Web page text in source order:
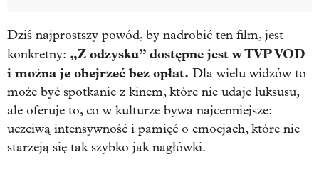
Dziś najprostszy powód, by nadrobić ten film, jest
konkretny: „Z odzysku” dostępne jest w TVP VOD
i można je obejrzeć bez opłat. Dla wielu widzów to
może być spotkanie z kinem, które nie udaje luksusu,
ale oferuje to, co w kulturze bywa najcenniejsze:
uczciwą intensywność i pamięć o emocjach, które nie
starzeją się tak szybko jak nagłówki.